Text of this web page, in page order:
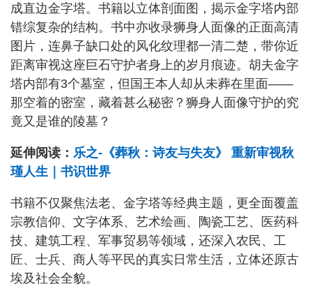
成直边金字塔。书籍以立体剖面图，揭示金字塔内部
错综复杂的结构。书中亦收录狮身人面像的正面高清
图片，连鼻子缺口处的风化纹理都一清二楚，带你近
距离审视这座巨石守护者身上的岁月痕迹。胡夫金字
塔内部有3个墓室，但国王本人却从未葬在里面——
那空着的密室，藏着甚么秘密？狮身人面像守护的究
竟又是谁的陵墓？
延伸阅读： 乐之-《葬秋：诗友与失友》 重新审视秋
瑾人生｜书识世界
书籍不仅聚焦法老、金字塔等经典主题，更全面覆盖
宗教信仰、文字体系、艺术绘画、陶瓷工艺、医药科
技、建筑工程、军事贸易等领域，还深入农民、工
匠、士兵、商人等平民的真实日常生活，立体还原古
埃及社会全貌。